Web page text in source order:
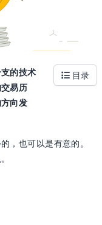
目录
的技术
易历
向发
，也可以是有意的。
。